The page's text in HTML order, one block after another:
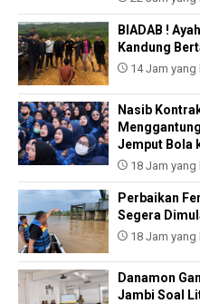
BIADAB !
Kandung
14 Jam yang
Nasib
Jemput Bola
18 Jam yang
Perbaikan
Segera
18 Jam yang
Danamon
Jambi Soal